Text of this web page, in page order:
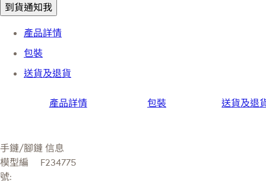
到貨通知我
產品詳情
包裝
送貨及退貨
產品詳情 包裝 送貨及退
手鏈/腳鏈 信息
模型編
號:
F234775